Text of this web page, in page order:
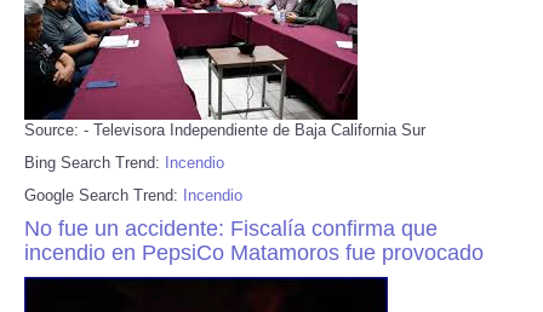
Source: - Televisora Independiente de Baja California Sur
Bing Search Trend:
Incendio
Google Search Trend:
Incendio
No fue un accidente: Fiscalía confirma que
incendio en PepsiCo Matamoros fue provocado